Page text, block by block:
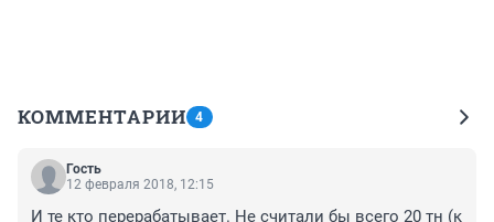
КОММЕНТАРИИ 4
Гость
12 февраля 2018, 12:15
И те кто перерабатывает. Не считали бы всего 20 тн (к